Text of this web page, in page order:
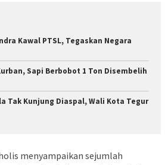
Kawal PTSL, Tegaskan Negara
Sapi Berbobot 1 Ton Disembelih
Tak Kunjung Diaspal, Wali Kota Tegur
menyampaikan sejumlah